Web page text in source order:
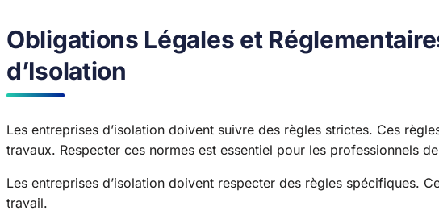
Obligations Légales et
d’Isolation
Les entreprises d’isolation doivent suivre des règles strictes. Ces
travaux. Respecter ces normes est essentiel pour les professionnels
Les entreprises d’isolation doivent respecter des règles spécifiques.
travail.